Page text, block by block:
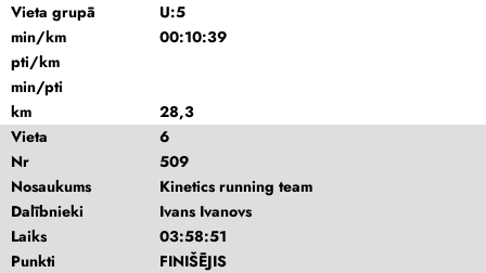
Vieta grupā
U:5
min/km
00:10:39
pti/km
min/pti
km
28,3
Vieta
6
Nr
509
Nosaukums
Kinetics running team
Dalībnieki
Ivans Ivanovs
Laiks
03:58:51
Punkti
FINIŠĒJIS